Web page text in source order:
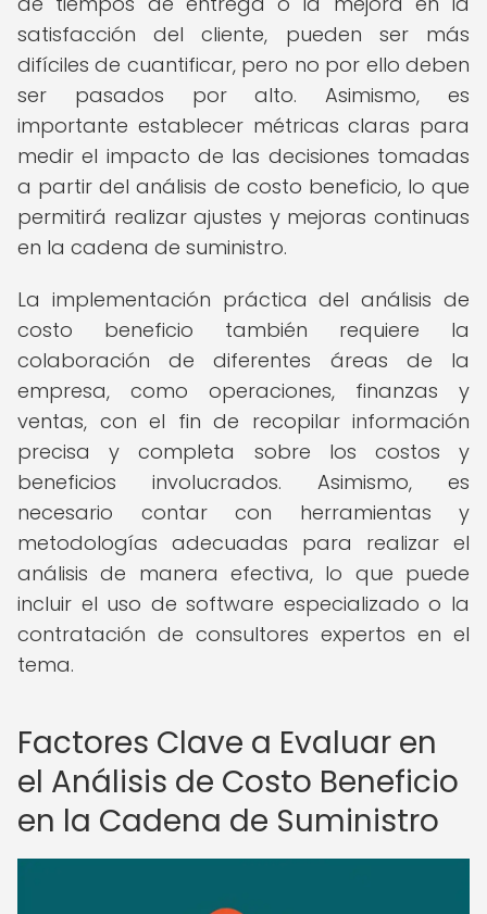
satisfacción del cliente, pueden ser más
difíciles de cuantificar, pero no por ello deben
ser pasados por alto. Asimismo, es
importante establecer métricas claras para
medir el impacto de las decisiones tomadas
a partir del análisis de costo beneficio, lo que
permitirá realizar ajustes y mejoras continuas
en la cadena de suministro.
La implementación práctica del análisis de
costo beneficio también requiere la
colaboración de diferentes áreas de la
empresa, como operaciones, finanzas y
ventas, con el fin de recopilar información
precisa y completa sobre los costos y
beneficios involucrados. Asimismo, es
necesario contar con herramientas y
metodologías adecuadas para realizar el
análisis de manera efectiva, lo que puede
incluir el uso de software especializado o la
contratación de consultores expertos en el
tema.
Factores Clave a Evaluar en
el Análisis de Costo Beneficio
en la Cadena de Suministro